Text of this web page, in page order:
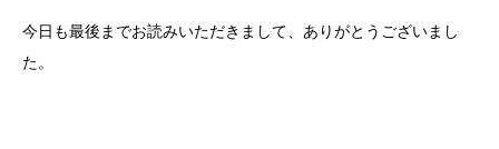
今日も最後までお読みいただきまして、ありがとうございまし
た。